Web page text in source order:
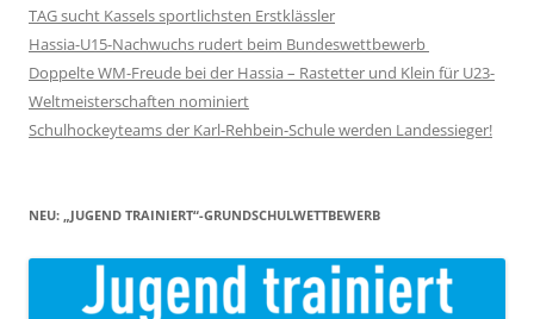
TAG sucht Kassels sportlichsten Erstklässler
Hassia-U15-Nachwuchs rudert beim Bundeswettbewerb
Doppelte WM-Freude bei der Hassia – Rastetter und Klein für U23-
Weltmeisterschaften nominiert
Schulhockeyteams der Karl-Rehbein-Schule werden Landessieger!
NEU: „JUGEND TRAINIERT“-GRUNDSCHULWETTBEWERB